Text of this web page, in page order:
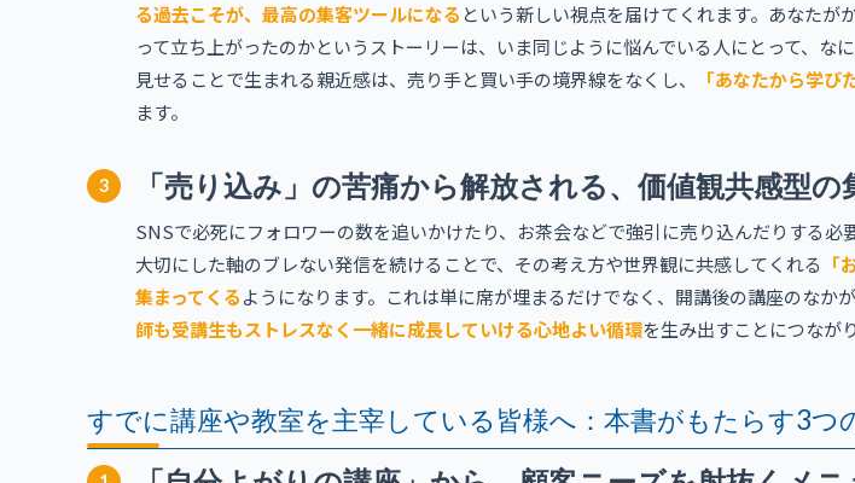
る過去こそが、最高の集客ツールになる という新しい視点を届けてくれます。あなたが
って立ち上がったのかというストーリーは、いま同じように悩んでいる人にとって、な
見せることで生まれる親近感は、売り手と買い手の境界線をなくし、
「あなたから学
ます。
3 「売り込み」の苦痛から解放される、価値観共感型の
SNSで必死にフォロワーの数を追いかけたり、お茶会などで強引に売り込んだりする必
大切にした軸のブレない発信を続けることで、その考え方や世界観に共感してくれる 「
集まってくるようになります。これは単に席が埋まるだけでなく、開講後の講座のなか
師も受講生もストレスなく一緒に成長していける心地よい循環を生み出すことにつなが
すでに講座や教室を主宰している皆様へ：本書がもたらす3つ